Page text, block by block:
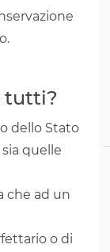
tutti?
dello Stato
quelle
che ad un
o di